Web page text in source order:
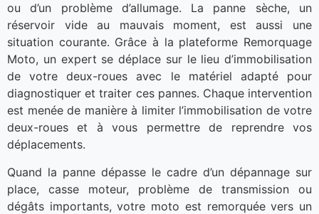
ou d’un problème d’allumage. La panne sèche, un
réservoir vide au mauvais moment, est aussi une
situation courante. Grâce à la plateforme Remorquage
Moto, un expert se déplace sur le lieu d’immobilisation
de votre deux-roues avec le matériel adapté pour
diagnostiquer et traiter ces pannes. Chaque intervention
est menée de manière à limiter l’immobilisation de votre
deux-roues et à vous permettre de reprendre vos
déplacements.
Quand la panne dépasse le cadre d’un dépannage sur
place, casse moteur, problème de transmission ou
dégâts importants, votre moto est remorquée vers un